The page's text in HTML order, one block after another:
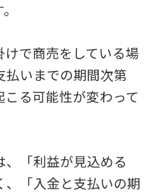
で商売をしている場
払いまでの期間次第
る可能性が変わって
「利益が見込める
、「入金と支払いの期